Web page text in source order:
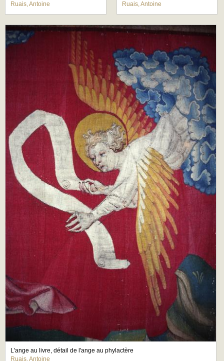
Ruais, Antoine
Ruais, Antoine
L'ange au livre, détail de l'ange au phylactère
Ruais, Antoine